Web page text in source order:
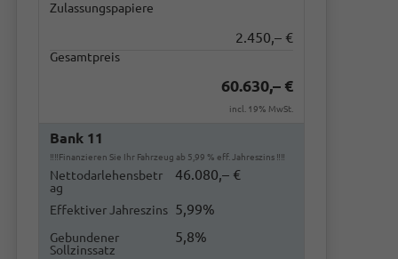
Zulassungspapiere
2.450,– €
Gesamtpreis
60.630,– €
incl. 19% MwSt.
Bank 11
‼️‼️Finanzieren Sie Ihr Fahrzeug ab 5,99 % eff. Jahreszins ‼️‼️
Nettodarlehensbetr
ag
46.080,– €
Effektiver Jahreszins 5,99%
Gebundener
Sollzinssatz
5,8%